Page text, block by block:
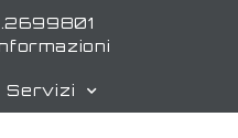
Servizi